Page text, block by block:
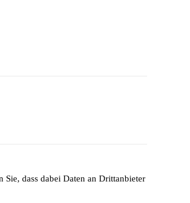
dass dabei Daten an Drittanbieter